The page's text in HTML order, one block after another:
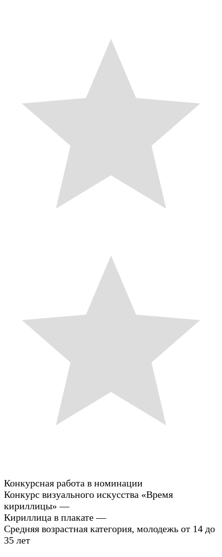
Конкурсная работа в номинации
Конкурс визуального искусства «Время
кириллицы» —
Кириллица в плакате —
Средняя возрастная категория, молодежь от 14 до
35 лет